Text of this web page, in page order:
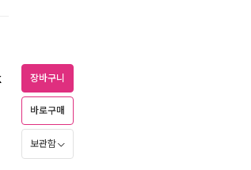
장바구니
바로구매
보관함